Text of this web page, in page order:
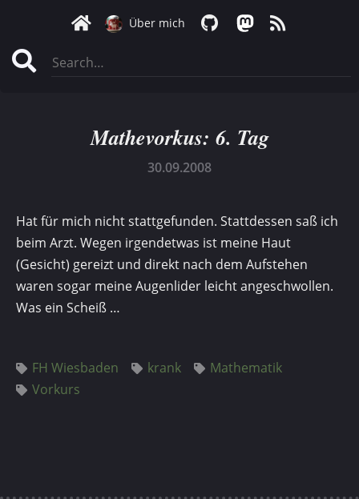
Über mich
Mathevorkus: 6. Tag
30.09.2008
Hat für mich nicht stattgefunden. Stattdessen saß ich
beim Arzt. Wegen irgendetwas ist meine Haut
(Gesicht) gereizt und direkt nach dem Aufstehen
waren sogar meine Augenlider leicht angeschwollen.
Was ein Scheiß …
FH Wiesbaden krank
Mathematik
Vorkurs